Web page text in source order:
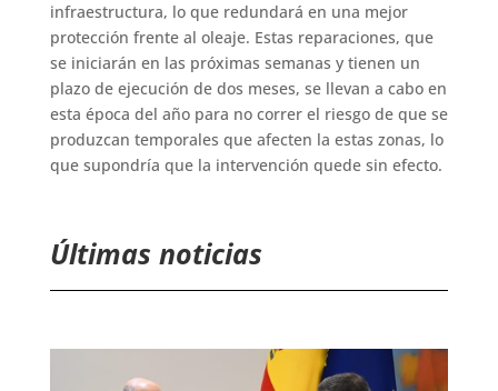
infraestructura, lo que redundará en una mejor
protección frente al oleaje. Estas reparaciones, que
se iniciarán en las próximas semanas y tienen un
plazo de ejecución de dos meses, se llevan a cabo en
esta época del año para no correr el riesgo de que se
produzcan temporales que afecten la estas zonas, lo
que supondría que la intervención quede sin efecto.
Últimas noticias